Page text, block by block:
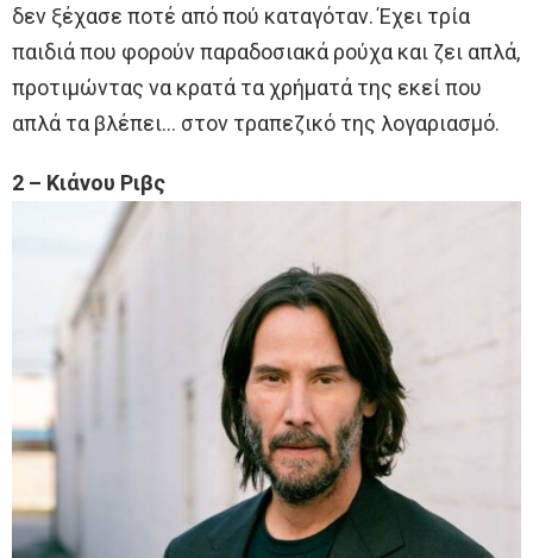
δεν ξέχασε ποτέ από πού καταγόταν. Έχει τρία
παιδιά που φορούν παραδοσιακά ρούχα και ζει απλά,
προτιμώντας να κρατά τα χρήματά της εκεί που
απλά τα βλέπει… στον τραπεζικό της λογαριασμό.
2 – Κιάνου Ριβς